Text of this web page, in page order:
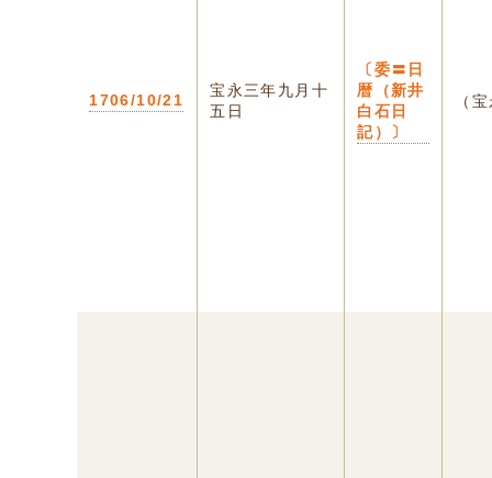
1706/10/21
宝永三年九月十
五日
〔委〓日
暦（新井
白石日
記）〕
（